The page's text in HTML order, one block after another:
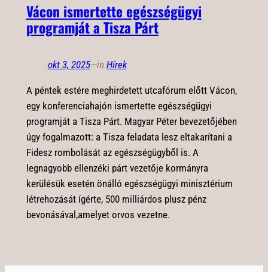
Vácon ismertette egészségügyi
programját a Tisza Párt
okt 3, 2025—in Hírek
A péntek estére meghirdetett utcafórum előtt Vácon,
egy konferenciahajón ismertette egészségügyi
programját a Tisza Párt. Magyar Péter bevezetőjében
úgy fogalmazott: a Tisza feladata lesz eltakarítani a
Fidesz rombolását az egészségügyből is. A
legnagyobb ellenzéki párt vezetője kormányra
kerülésük esetén önálló egészségügyi minisztérium
létrehozását ígérte, 500 milliárdos plusz pénz
bevonásával,amelyet orvos vezetne.